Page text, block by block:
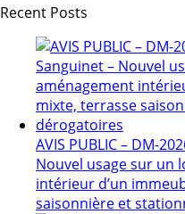
Recent Posts
AVIS PUBLIC – DM-
Nouvel usage sur un
intérieur d’un
saisonnière et